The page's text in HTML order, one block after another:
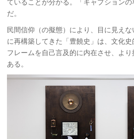
ていることが分かる。「キャプション
だ。
民間信仰（の擬態）により、目に見え
に再構築してきた「豊饒史」は、文化
フレームを自己言及的に内在させ、よ
ある。